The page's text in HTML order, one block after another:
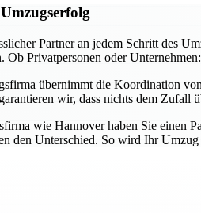
Partner an jedem Schritt des
Privatpersonen oder
übernimmt die Koordination
wir, dass nichts dem Zufall
wie Hannover haben Sie einen
den Unterschied. So wird Ihr